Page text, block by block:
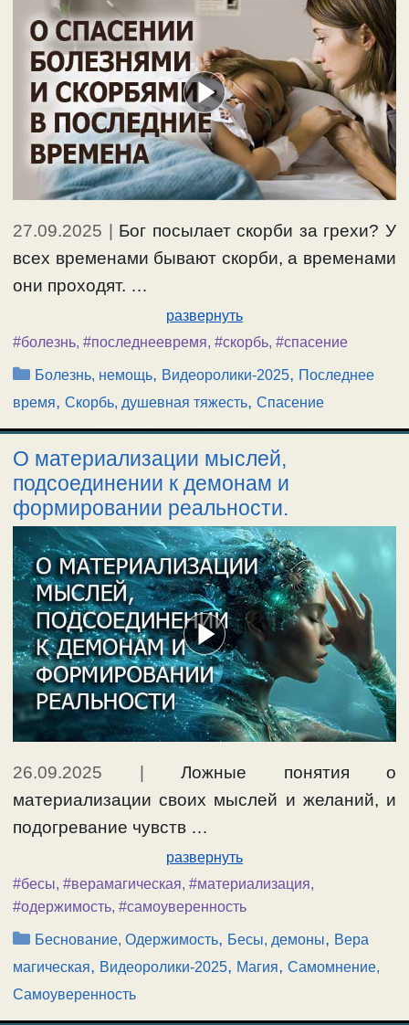
27.09.2025
Бог посылает скорби за грехи? У
всех временами бывают скорби, а временами
они проходят. …
развернуть
#болезнь, #последнеевремя, #скорбь, #спасение
Рубрики
Болезнь, немощь, Видеоролики-2025, Последнее
время, Скорбь, душевная тяжесть, Спасение
О материализации мыслей,
подсоединении к демонам и
формировании реальности.
26.09.2025 | Ложные понятия о
материализации своих мыслей и желаний, и
подогревание чувств …
развернуть
#бесы, #верамагическая, #материализация,
#одержимость, #самоуверенность
Рубрики
Беснование, Одержимость, Бесы, демоны, Вера
магическая, Видеоролики-2025, Магия, Самомнение,
Самоуверенность